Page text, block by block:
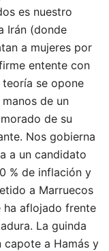
es nuestro
Irán (donde
a mujeres por
entente con
teoría se opone
de un
de su
Nos gobierna
a un candidato
% de inflación y
a Marruecos
ha aflojado frente
La guinda
capote a Hamás y